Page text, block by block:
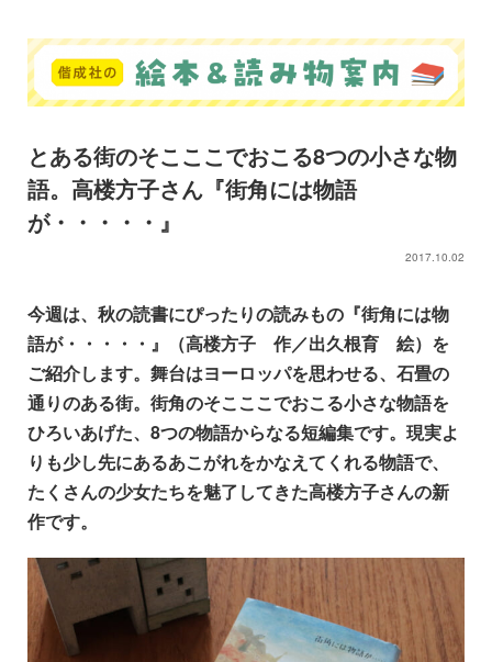
とある街のそこここでおこる8つの小さな物
語。高楼方子さん『街角には物語
が・・・・・』
2017.10.02
今週は、秋の読書にぴったりの読みもの『街角には物
語が・・・・・』（高楼方子 作／出久根育 絵）を
ご紹介します。 舞台はヨーロッパを思わせる、石畳の
通りのある街。街角のそこここでおこる小さな物語を
ひろいあげた、8つの物語からなる短編集です。現実よ
りも少し先にあるあこがれをかなえてくれる物語で、
たくさんの少女たちを魅了してきた高楼方子さんの新
作です。